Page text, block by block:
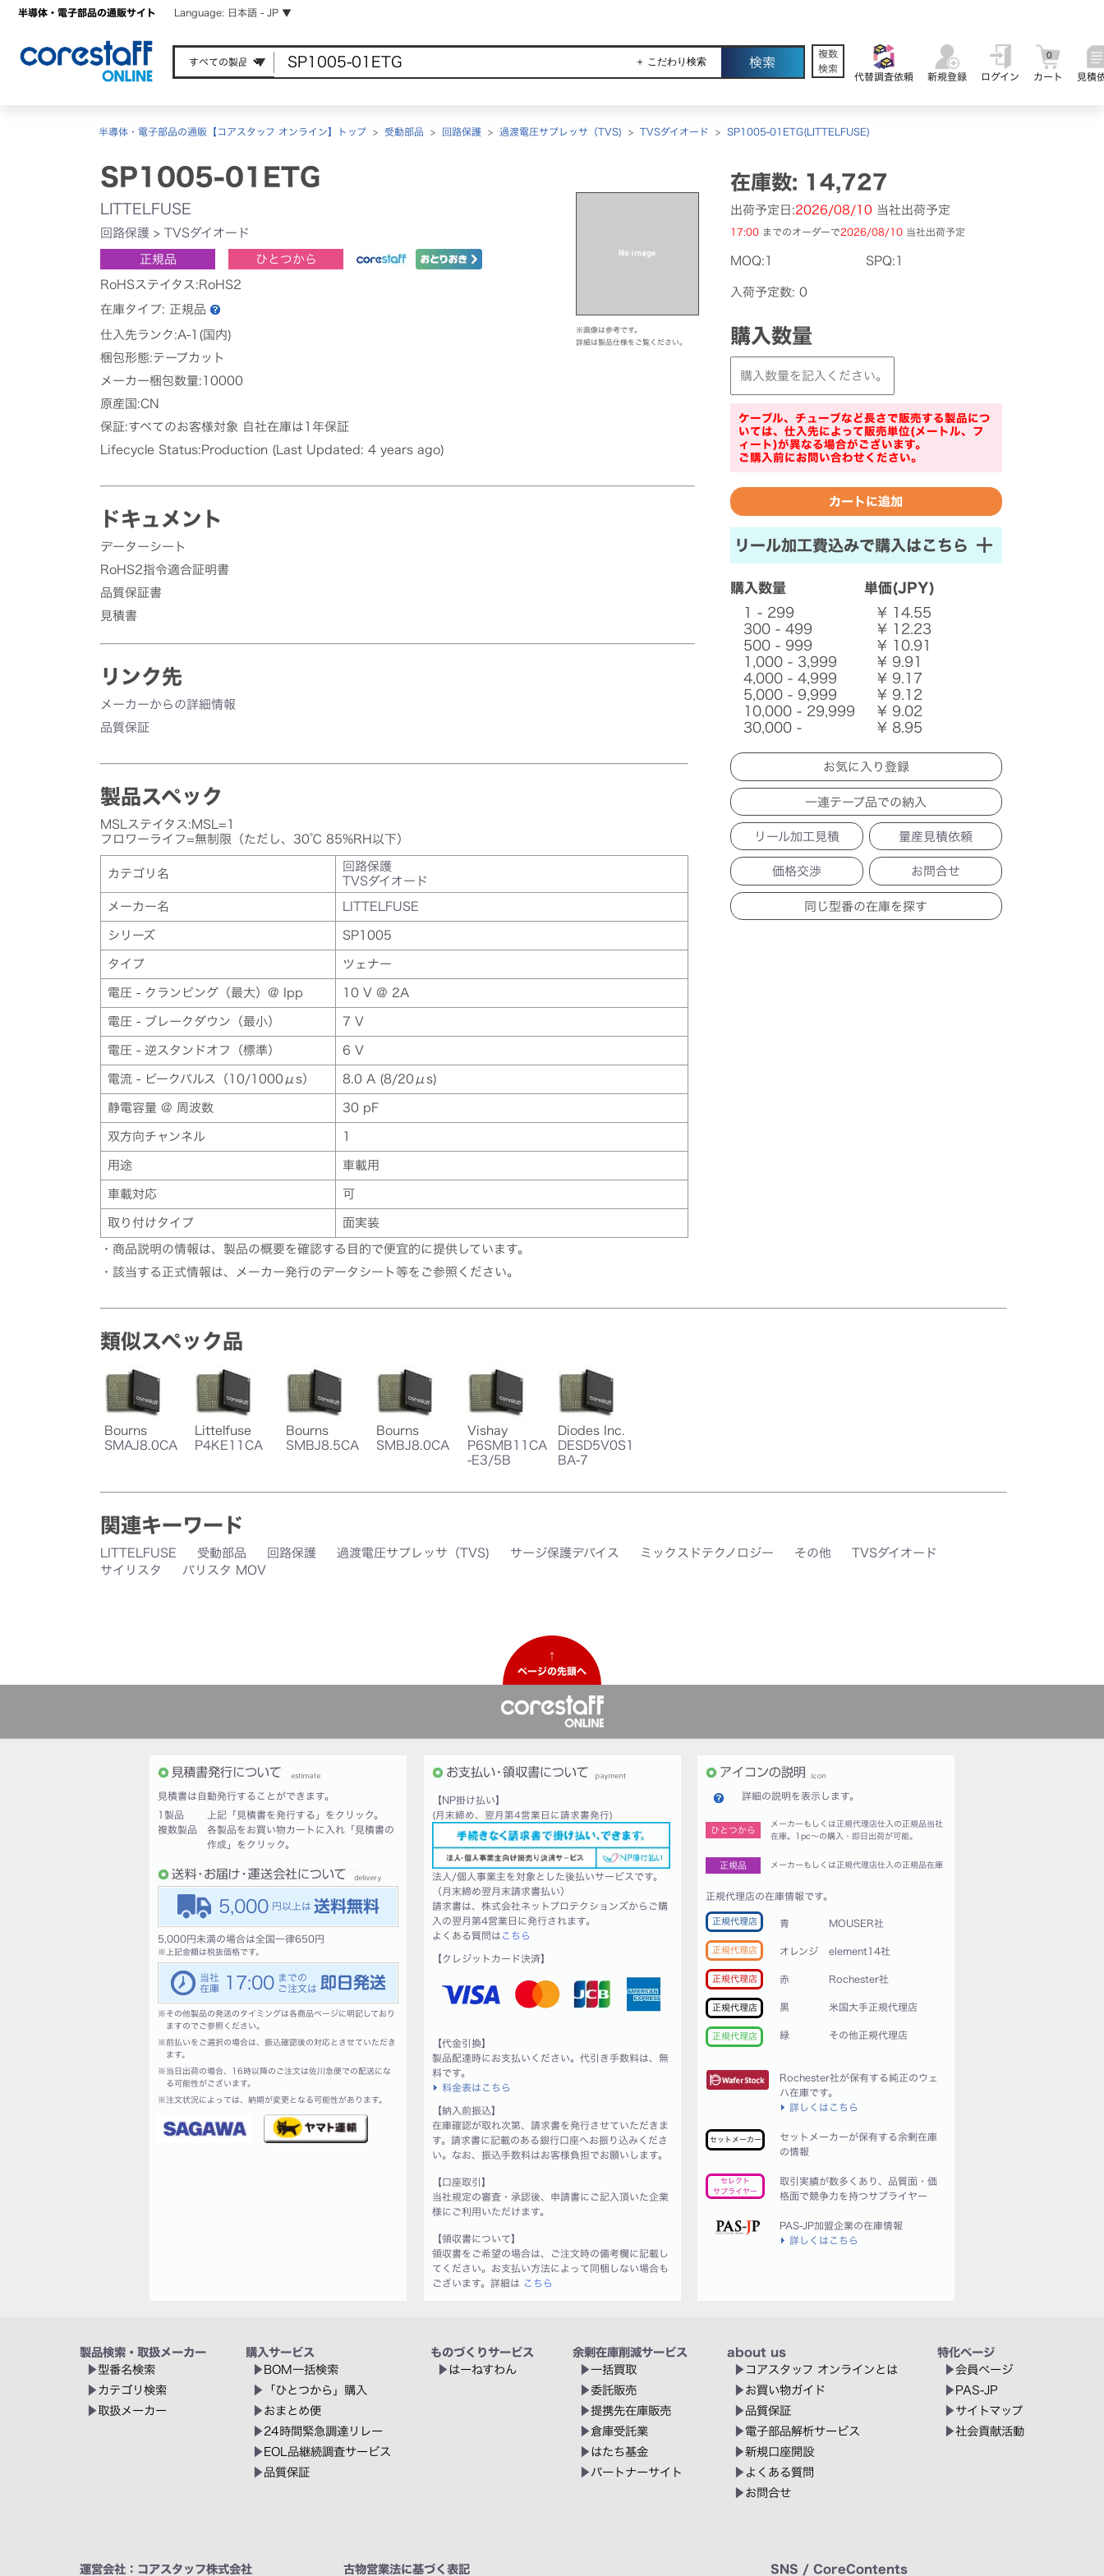
半導体・電子部品の通販サイト Language: 日本語 - JP ▼
＋ こだわり検索
複数
検索
代替調査依頼
新規登録 ログイン カート
0
見積
半導体・電子部品の通販【コアスタッフ オンライン】トップ > 受動部品 > 回路保護 > 過渡電圧サプレッサ（TVS) > TVSダイオード > SP1005-01ETG(LITTELFUSE)
SP1005-01ETG
LITTELFUSE
回路保護 > TVSダイオード
正規品 ひとつから
RoHSステイタス:RoHS2
在庫タイプ: 正規品
仕入先ランク:A-1(国内)
梱包形態:テープカット
メーカー梱包数量:10000
原産国:CN
保証:すべてのお客様対象 自社在庫は1年保証
Lifecycle Status:Production (Last Updated: 4 years ago)
※画像は参考です。
詳細は製品仕様をご覧ください。
ドキュメント
データーシート
RoHS2指令適合証明書
品質保証書
見積書
リンク先
メーカーからの詳細情報
品質保証
製品スペック
MSLステイタス:MSL=1
フロワーライフ=無制限（ただし、30℃ 85%RH以下）
カテゴリ名
回路保護
TVSダイオード
メーカー名 LITTELFUSE
シリーズ SP1005
タイプ ツェナー
電圧 - クランピング（最大）@ Ipp 10 V @ 2A
電圧 - ブレークダウン（最小） 7 V
電圧 - 逆スタンドオフ（標準） 6 V
電流 - ピークパルス（10/1000μs） 8.0 A (8/20μs)
静電容量 @ 周波数 30 pF
双方向チャンネル 1
用途 車載用
車載対応 可
取り付けタイプ 面実装
・商品説明の情報は、製品の概要を確認する目的で便宜的に提供しています。
・該当する正式情報は、メーカー発行のデータシート等をご参照ください。
在庫数: 14,727
出荷予定日:2026/08/10当社出荷予定
17:00までのオーダーで2026/08/10当社出荷予定
MOQ:1 SPQ:1
入荷予定数: 0
購入数量
ケーブル、チューブなど長さで販売する製品につ
いては、仕入先によって販売単位(メートル、フ
ィート)が異なる場合がございます。
ご購入前にお問い合わせください。
リール加工費込みで購入はこちら
購入数量
単価(JPY)
1 - 299
¥ 14.55
300 - 499
¥ 12.23
500 - 999
¥ 10.91
1,000 - 3,999
¥ 9.91
4,000 - 4,999
¥ 9.17
5,000 - 9,999
¥ 9.12
10,000 - 29,999
¥ 9.02
30,000 -
¥ 8.95
一連テープ品での納入
リール加工見積 量産見積依頼
価格交渉 お問合せ
類似スペック品
Bourns
SMAJ8.0CA
Littelfuse
P4KE11CA
Bourns
SMBJ8.5CA
Bourns
SMBJ8.0CA
Vishay
P6SMB11CA
-E3/5B
Diodes Inc.
DESD5V0S1
BA-7
関連キーワード
LITTELFUSE 受動部品 回路保護 過渡電圧サプレッサ（TVS) サージ保護デバイス ミックスドテクノロジー その他
TVSダイオード
サイリスタ
バリスタ MOV
↑
ページの先頭へ
見積書は自動発行することができます。
1製品
上記「見積書を発行する」をクリック。
複数製品
各製品をお買い物カートに入れ「見積書の
作成」をクリック。
5,000
5,000円未満の場合は全国一律650円
※ 上記金額は税抜価格です。
17:00
※その他製品の発送のタイミングは各商品ページに明記しており
ますのでご参照ください。
※前払いをご選択の場合は、振込確認後の対応とさせていただき
ます。
※ 当日出荷の場合、16時以降のご注文は佐川急便での配送にな
る可能性がございます。
※注文状況によっては、納期が変更となる可能性があります。
【NP掛け払い】
(月末締め、翌月第4営業日に請求書発行)
法人/個人事業主を対象とした後払いサービスです。
（月末締め翌月末請求書払い）
請求書は、株式会社ネットプロテクションズからご購
入の翌月第4営業日に発行されます。
よくある質問は こちら
【クレジットカード決済】
【代金引換】
製品配達時にお支払いください。代引き手数料は、無
料です。
料金表はこちら
【納入前振込】
在庫確認が取れ次第、請求書を発行させていただきま
す。請求書に記載のある銀行口座へお振り込みくださ
い。なお、振込手数料はお客様負担でお願いします。
【口座取引】
当社規定の審査・承認後、申請書にご記入頂いた企業
様にご利用いただけます。
【領収書について】
領収書をご希望の場合は、ご注文時の備考欄に記載し
てください。お支払い方法によって同梱しない場合も
ございます。詳細は こちら
詳細の説明を表示します。
ひとつから
メーカーもしくは正規代理店仕入の正規品当社
在庫。1pc〜の購入・即日出荷が可能。
正規品 メーカーもしくは正規代理店仕入の正規品在庫
正規代理店の在庫情報です。
正規代理店
正規代理店
正規代理店
正規代理店
正規代理店
青 MOUSER社
オレンジ element14社
赤 Rochester社
黒 米国大手正規代理店
緑 その他正規代理店
Rochester社が保有する純正のウェ
ハ在庫です。
詳しくはこちら
セットメーカー
セットメーカーが保有する余剰在庫
の情報
セレクト
サプライヤー
取引実績が数多くあり、品質面・価
格面で競争力を持つサプライヤー
PAS-JP加盟企業の在庫情報
詳しくはこちら
製品検索・取扱メーカー
型番名検索
カテゴリ検索
取扱メーカー
購入サービス
BOM一括検索
「ひとつから」購入
おまとめ便
24時間緊急調達リレー
EOL品継続調査サービス
品質保証
ものづくりサービス
はーねすわん
余剰在庫削減サービス
一括買取
委託販売
提携先在庫販売
倉庫受託業
はたち基金
パートナーサイト
about us
コアスタッフ オンラインとは
お買い物ガイド
品質保証
電子部品解析サービス
新規口座開設
よくある質問
お問合せ
特化ページ
会員ページ
PAS-JP
サイトマップ
社会貢献活動
運営会社：コアスタッフ株式会社 古物営業法に基づく表記 SNS / CoreContents